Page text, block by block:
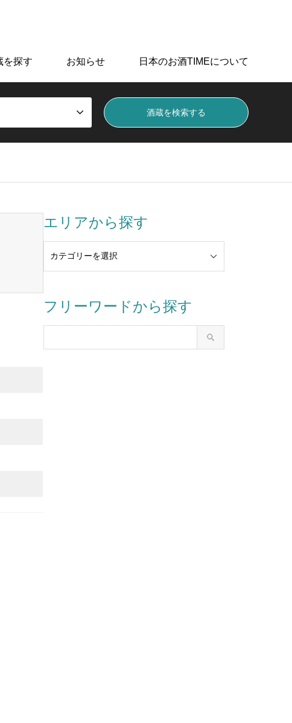
を探す お知らせ 日本のお酒TIMEについて
エリアから探す
フリーワードから探す